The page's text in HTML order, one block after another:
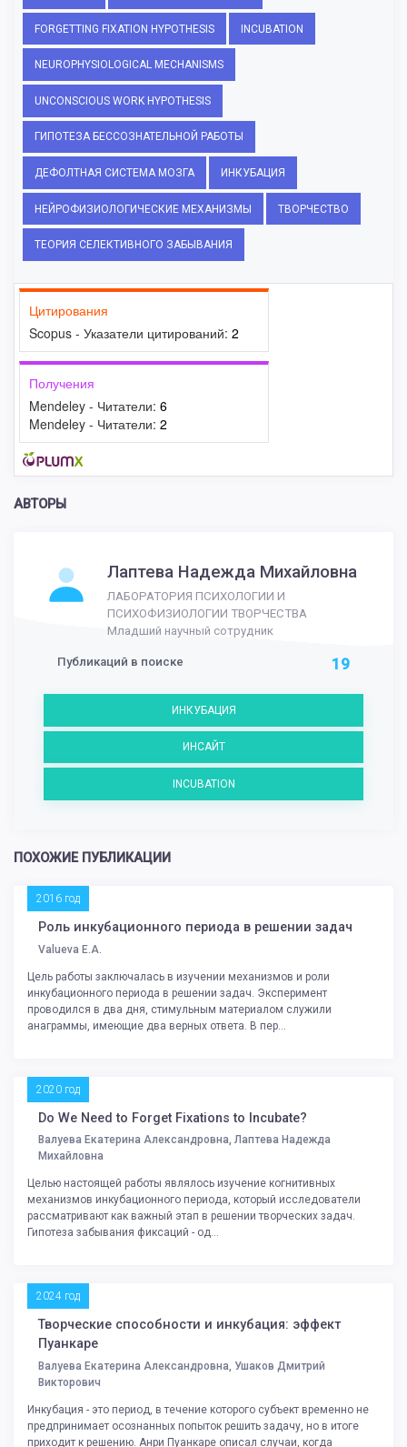
FORGETTING FIXATION HYPOTHESIS INCUBATION
NEUROPHYSIOLOGICAL MECHANISMS
UNCONSCIOUS WORK HYPOTHESIS
ГИПОТЕЗА БЕССОЗНАТЕЛЬНОЙ РАБОТЫ
ДЕФОЛТНАЯ СИСТЕМА МОЗГА ИНКУБАЦИЯ
НЕЙРОФИЗИОЛОГИЧЕСКИЕ МЕХАНИЗМЫ ТВОРЧЕСТВО
ТЕОРИЯ СЕЛЕКТИВНОГО ЗАБЫВАНИЯ
Цитирования
Scopus - Указатели цитирований: 2
Получения
Mendeley - Читатели: 6
Mendeley - Читатели: 2
АВТОРЫ
Лаптева Надежда Михайловна
ЛАБОРАТОРИЯ ПСИХОЛОГИИ И
ПСИХОФИЗИОЛОГИИ ТВОРЧЕСТВА
Младший научный сотрудник
Публикаций в поиске 19
ИНКУБАЦИЯ
ИНСАЙТ
INCUBATION
ПОХОЖИЕ ПУБЛИКАЦИИ
2016 год
Роль инкубационного периода в решении задач
Valueva E.A.
Цель работы заключалась в изучении механизмов и роли
инкубационного периода в решении задач. Эксперимент
проводился в два дня, стимульным материалом служили
анаграммы, имеющие два верных ответа. В пер...
2020 год
Do We Need to Forget Fixations to Incubate?
Валуева Екатерина Александровна, Лаптева Надежда
Михайловна
Целью настоящей работы являлось изучение когнитивных
механизмов инкубационного периода, который исследователи
рассматривают как важный этап в решении творческих задач.
Гипотеза забывания фиксаций - од...
2024 год
Творческие способности и инкубация: эффект
Пуанкаре
Валуева Екатерина Александровна, Ушаков Дмитрий
Викторович
Инкубация - это период, в течение которого субъект временно не
предпринимает осознанных попыток решить задачу, но в итоге
приходит к решению. Анри Пуанкаре описал случаи, когда